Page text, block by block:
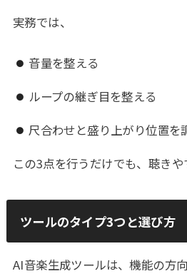
実務では、
音量を整える
ループの継ぎ目を整える
尺合わせと盛り上がり位置を
この3点を行うだけでも、聴きや
ツールのタイプ3つと選び方
AI音楽生成ツールは、機能の方